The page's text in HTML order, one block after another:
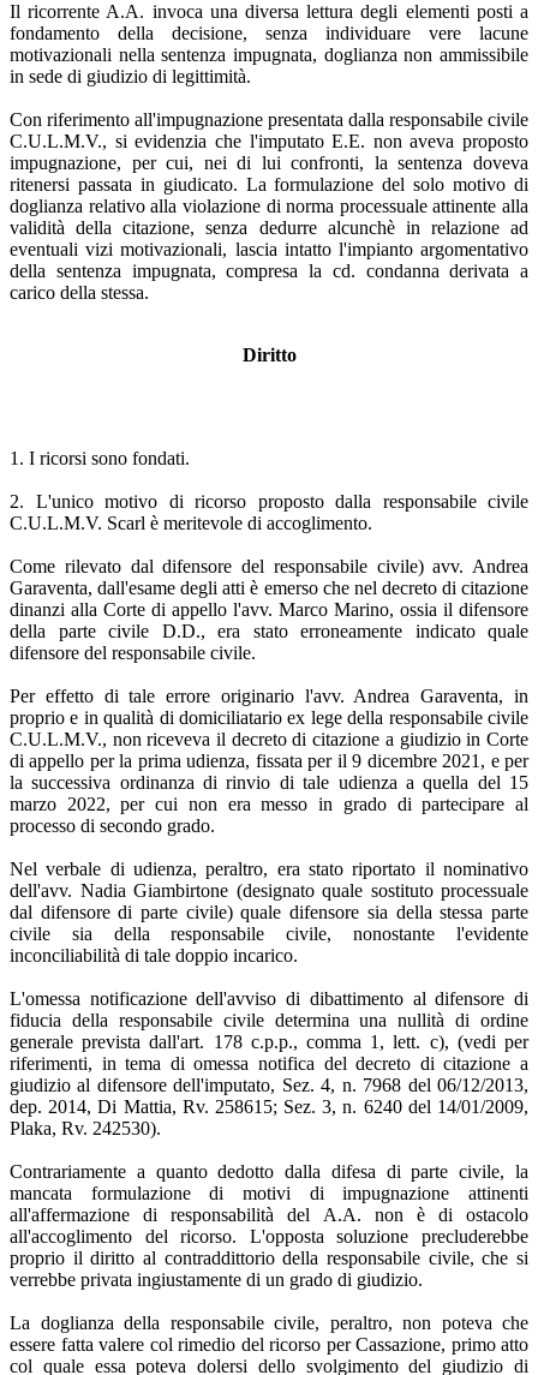
Il ricorrente A.A. invoca una diversa lettura degli elementi posti a
fondamento della decisione, senza individuare vere lacune
motivazionali nella sentenza impugnata, doglianza non ammissibile
in sede di giudizio di legittimità.
Con riferimento all'impugnazione presentata dalla responsabile civile
C.U.L.M.V., si evidenzia che l'imputato E.E. non aveva proposto
impugnazione, per cui, nei di lui confronti, la sentenza doveva
ritenersi passata in giudicato. La formulazione del solo motivo di
doglianza relativo alla violazione di norma processuale attinente alla
validità della citazione, senza dedurre alcunchè in relazione ad
eventuali vizi motivazionali, lascia intatto l'impianto argomentativo
della sentenza impugnata, compresa la cd. condanna derivata a
carico della stessa.
Diritto
1. I ricorsi sono fondati.
2. L'unico motivo di ricorso proposto dalla responsabile civile
C.U.L.M.V. Scarl è meritevole di accoglimento.
Come rilevato dal difensore del responsabile civile) avv. Andrea
Garaventa, dall'esame degli atti è emerso che nel decreto di citazione
dinanzi alla Corte di appello l'avv. Marco Marino, ossia il difensore
della parte civile D.D., era stato erroneamente indicato quale
difensore del responsabile civile.
Per effetto di tale errore originario l'avv. Andrea Garaventa, in
proprio e in qualità di domiciliatario ex lege della responsabile civile
C.U.L.M.V., non riceveva il decreto di citazione a giudizio in Corte
di appello per la prima udienza, fissata per il 9 dicembre 2021, e per
la successiva ordinanza di rinvio di tale udienza a quella del 15
marzo 2022, per cui non era messo in grado di partecipare al
processo di secondo grado.
Nel verbale di udienza, peraltro, era stato riportato il nominativo
dell'avv. Nadia Giambirtone (designato quale sostituto processuale
dal difensore di parte civile) quale difensore sia della stessa parte
civile sia della responsabile civile, nonostante l'evidente
inconciliabilità di tale doppio incarico.
L'omessa notificazione dell'avviso di dibattimento al difensore di
fiducia della responsabile civile determina una nullità di ordine
generale prevista dall'art. 178 c.p.p., comma 1, lett. c), (vedi per
riferimenti, in tema di omessa notifica del decreto di citazione a
giudizio al difensore dell'imputato, Sez. 4, n. 7968 del 06/12/2013,
dep. 2014, Di Mattia, Rv. 258615; Sez. 3, n. 6240 del 14/01/2009,
Plaka, Rv. 242530).
Contrariamente a quanto dedotto dalla difesa di parte civile, la
mancata formulazione di motivi di impugnazione attinenti
all'affermazione di responsabilità del A.A. non è di ostacolo
all'accoglimento del ricorso. L'opposta soluzione precluderebbe
proprio il diritto al contraddittorio della responsabile civile, che si
verrebbe privata ingiustamente di un grado di giudizio.
La doglianza della responsabile civile, peraltro, non poteva che
essere fatta valere col rimedio del ricorso per Cassazione, primo atto
col quale essa poteva dolersi dello svolgimento del giudizio di